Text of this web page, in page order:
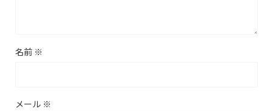
名前 ※
メール ※